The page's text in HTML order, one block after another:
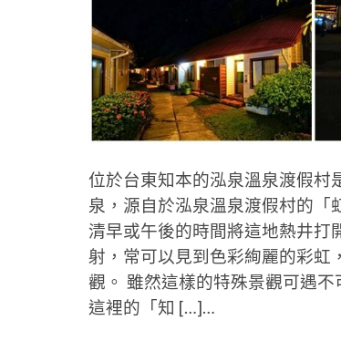
位於台東知本的泓泉溫泉渡假村
泉，源自於泓泉溫泉渡假村的「
清早或午後的時間將這地熱井打
射，常可以見到色彩絢麗的彩虹
觀。 雖然這樣的特殊景觀可遇
這裡的「知 […]…